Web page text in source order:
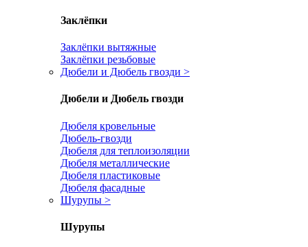
Заклёпки
Заклёпки вытяжные
Заклёпки резьбовые
Дюбели и Дюбель гвозди >
Дюбели и Дюбель гвозди
Дюбеля кровельные
Дюбель-гвозди
Дюбеля для теплоизоляции
Дюбеля металлические
Дюбеля пластиковые
Дюбеля фасадные
Шурупы >
Шурупы